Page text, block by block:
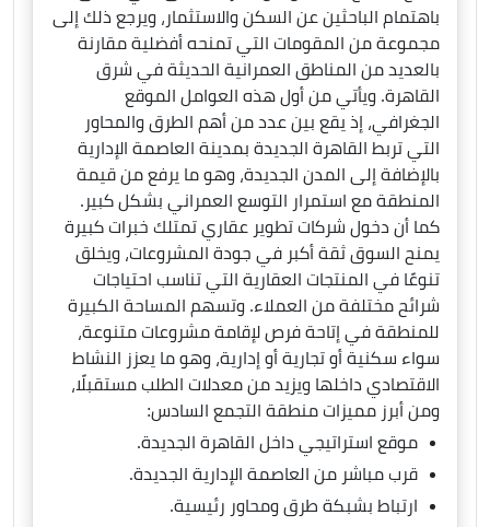
باهتمام الباحثين عن السكن والاستثمار، ويرجع ذلك إلى
مجموعة من المقومات التي تمنحه أفضلية مقارنة
بالعديد من المناطق العمرانية الحديثة في شرق
القاهرة. ويأتي من أول هذه العوامل الموقع
الجغرافي، إذ يقع بين عدد من أهم الطرق والمحاور
التي تربط القاهرة الجديدة بمدينة العاصمة الإدارية
بالإضافة إلى المدن الجديدة، وهو ما يرفع من قيمة
المنطقة مع استمرار التوسع العمراني بشكل كبير.
كما أن دخول شركات تطوير عقاري تمتلك خبرات كبيرة
يمنح السوق ثقة أكبر في جودة المشروعات، ويخلق
تنوعًا في المنتجات العقارية التي تناسب احتياجات
شرائح مختلفة من العملاء. وتسهم المساحة الكبيرة
للمنطقة في إتاحة فرص لإقامة مشروعات متنوعة،
سواء سكنية أو تجارية أو إدارية، وهو ما يعزز النشاط
الاقتصادي داخلها ويزيد من معدلات الطلب مستقبلًا،
ومن أبرز مميزات منطقة التجمع السادس:
موقع استراتيجي داخل القاهرة الجديدة.
قرب مباشر من العاصمة الإدارية الجديدة.
ارتباط بشبكة طرق ومحاور رئيسية.